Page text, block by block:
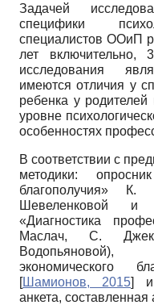
Задачей
специфики
специалистов ООиП
лет включительно,
исследования
имеются отличия у
ребенка у
уровне
особенностях
В соответствии с
методики:
благополучия»
Шевеленковой и
«Диагностика
Маслач, С.
Водопьяновой),
экономического
[Шамионов, 2015]
и
анкета, составленная